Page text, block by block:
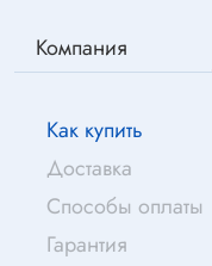
Компания
Как купить
Доставка
Способы оплаты
Гарантия